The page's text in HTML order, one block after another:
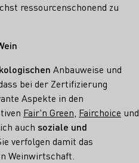
ressourcenschonend zu
Anbauweise und
bei der Zertifizierung
Aspekte in den
Fair'n Green, Fairchoice und
auch soziale und
verfolgen damit das
Weinwirtschaft.